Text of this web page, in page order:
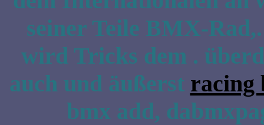
seiner Teile BMX-
wird Tricks dem .
auch und äußerst racing
bmx add,